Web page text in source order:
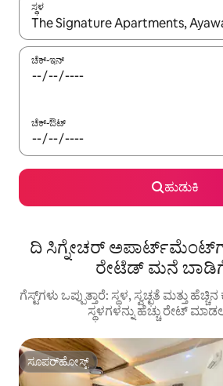
ಸ್ಥಳ
ಫಲಿತಾಂಶಗಳು ಲಭ್ಯವಿರುವಾಗ, ಅಪ್ ಮತ್ತು
ಚೆಕ್-ಇನ್
ಚೆಕ್-ಔಟ್
ಹುಡುಕಿ
ದಿ ಸಿಗ್ನೇಚರ್
ರೇಟೆಡ್ ಮನೆ
ಗೆಸ್ಟ್‌ಗಳು ಒಪ್ಪುತ್ತಾರೆ: ಸ್ಥಳ, ಸ್ವಚ್ಛತೆ ಮತ್ತು
ಸ್ಥಳಗಳನ್ನು ಹೆಚ್ಚು ರೇಟ್
ಸೂಪರ್‌ಹೋಸ್ಟ್
ಸೂಪರ್‌ಹೋಸ್ಟ್